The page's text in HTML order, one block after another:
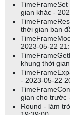
gian khác -
thời gian ban
2023-05-22
khung thời
- 2023-05-22
gian cho trước
Round - làm